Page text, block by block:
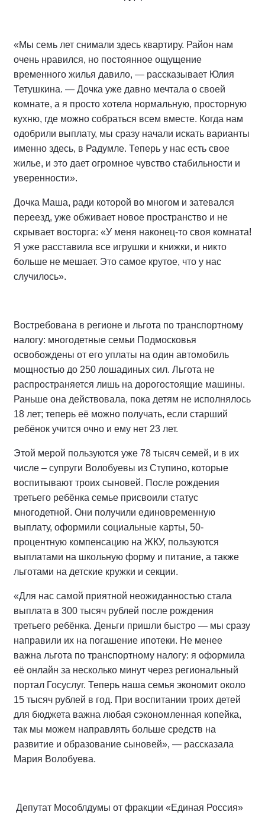
«Мы семь лет снимали здесь квартиру. Район нам
очень нравился, но постоянное ощущение
временного жилья давило, — рассказывает Юлия
Тетушкина. — Дочка уже давно мечтала о своей
комнате, а я просто хотела нормальную, просторную
кухню, где можно собраться всем вместе. Когда нам
одобрили выплату, мы сразу начали искать варианты
именно здесь, в Радумле. Теперь у нас есть свое
жилье, и это дает огромное чувство стабильности и
уверенности».
Дочка Маша, ради которой во многом и затевался
переезд, уже обживает новое пространство и не
скрывает восторга: «У меня наконец-то своя комната!
Я уже расставила все игрушки и книжки, и никто
больше не мешает. Это самое крутое, что у нас
случилось».
Востребована в регионе и льгота по транспортному
налогу: многодетные семьи Подмосковья
освобождены от его уплаты на один автомобиль
мощностью до 250 лошадиных сил. Льгота не
распространяется лишь на дорогостоящие машины.
Раньше она действовала, пока детям не исполнялось
18 лет; теперь её можно получать, если старший
ребёнок учится очно и ему нет 23 лет.
Этой мерой пользуются уже 78 тысяч семей, и в их
числе – супруги Волобуевы из Ступино, которые
воспитывают троих сыновей. После рождения
третьего ребёнка семье присвоили статус
многодетной. Они получили единовременную
выплату, оформили социальные карты, 50-
процентную компенсацию на ЖКУ, пользуются
выплатами на школьную форму и питание, а также
льготами на детские кружки и секции.
«Для нас самой приятной неожиданностью стала
выплата в 300 тысяч рублей после рождения
третьего ребёнка. Деньги пришли быстро — мы сразу
направили их на погашение ипотеки. Не менее
важна льгота по транспортному налогу: я оформила
её онлайн за несколько минут через региональный
портал Госуслуг. Теперь наша семья экономит около
15 тысяч рублей в год. При воспитании троих детей
для бюджета важна любая сэкономленная копейка,
так мы можем направлять больше средств на
развитие и образование сыновей», — рассказала
Мария Волобуева.
Депутат Мособлдумы от фракции «Единая Россия»